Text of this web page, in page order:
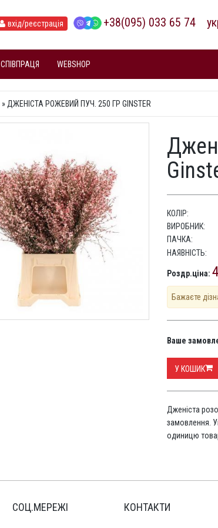
вхід/реєстрація +38(095) 033 65 74
СПІВПРАЦЯ WEBSHOP
» ДЖЕНІСТА РОЖЕВИЙ ПУЧ. 250 ГР GINSTER
КОЛІР:
ВИРОБНИК:
ПАЧКА:
НАЯВНІСТЬ:
Роздр.ціна:
Бажаєте
Ваше
У КОШИК
Дженіста
замовлення.
одиницю
СОЦ.МЕРЕЖІ КОНТАКТИ